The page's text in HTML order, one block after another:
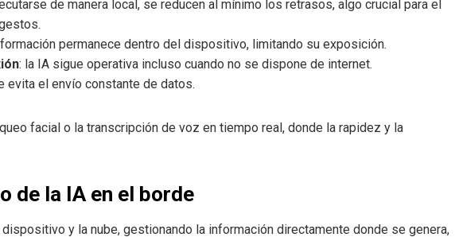
de manera local, se reducen al mínimo los retrasos, algo crucial para el
permanece dentro del dispositivo, limitando su exposición.
: la IA sigue operativa incluso cuando no se dispone de internet.
evita el envío constante de datos.
facial o la transcripción de voz en tiempo real, donde la rapidez y la
de la IA en el borde
y la nube, gestionando la información directamente donde se genera,